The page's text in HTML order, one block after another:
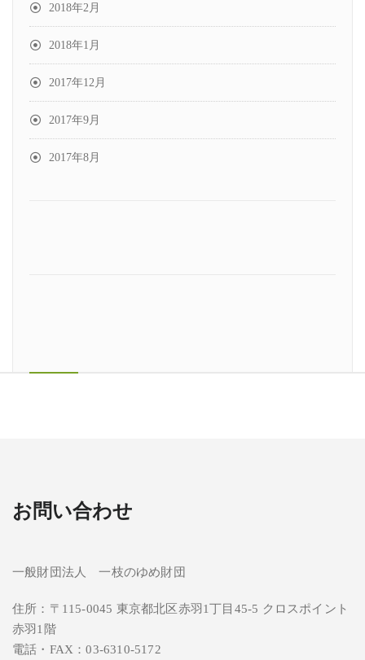
2018年2月
2018年1月
2017年12月
2017年9月
2017年8月
お問い合わせ
一般財団法人 一枝のゆめ財団
住所：〒115-0045 東京都北区赤羽1丁目45-5 クロスポイント
赤羽1階
電話・FAX：03-6310-5172